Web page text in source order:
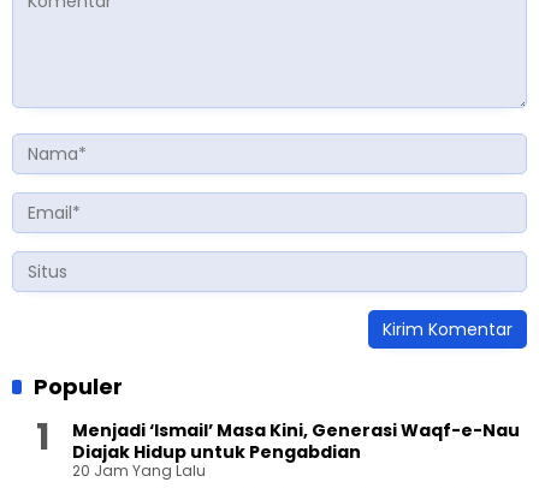
Populer
Menjadi ‘Ismail’ Masa Kini, Generasi Waqf-e-Nau
Diajak Hidup untuk Pengabdian
20 Jam Yang Lalu